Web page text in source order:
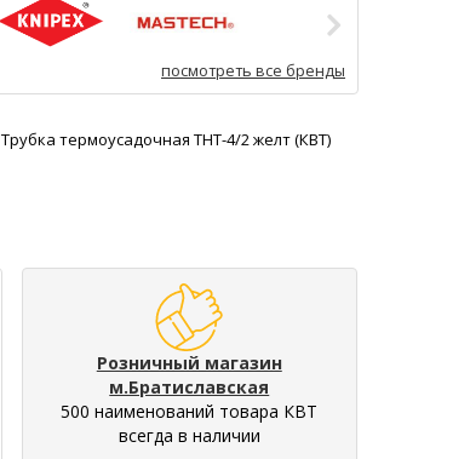
посмотреть все бренды
Трубка термоусадочная ТНТ-4/2 желт (КВТ)
Розничный магазин
м.Братиславская
500 наименований товара КВТ
всегда в наличии